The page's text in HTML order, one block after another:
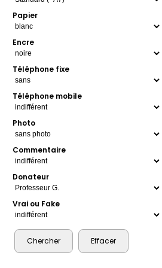
Papier
Encre
Téléphone fixe
Téléphone mobile
Photo
Commentaire
Donateur
Vrai ou Fake